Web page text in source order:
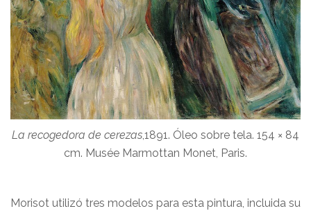
La recogedora de cerezas,1891. Óleo sobre tela. 154 × 84
cm. Musée Marmottan Monet, Paris.
Morisot utilizó tres modelos para esta pintura, incluida su